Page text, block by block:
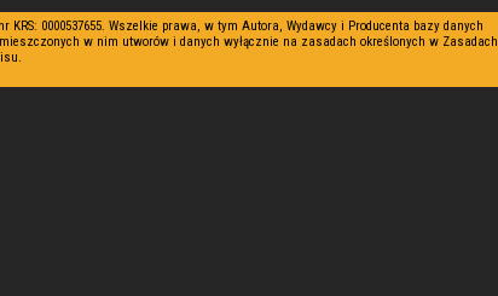
KRS: 0000537655. Wszelkie prawa, w tym Autora, Wydawcy i Producenta bazy danych
w nim utworów i danych wyłącznie na zasadach określonych w Zasadach